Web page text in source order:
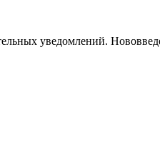
уведомлений.